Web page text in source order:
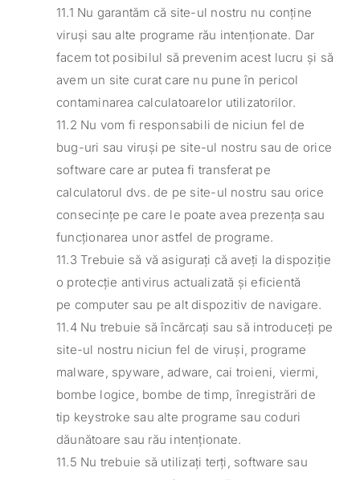
11.1 Nu garantăm că site-ul nostru nu conține
viruși sau alte programe rău intenționate. Dar
facem tot posibilul să prevenim acest lucru și să
avem un site curat care nu pune în pericol
contaminarea calculatoarelor utilizatorilor.
11.2 Nu vom fi responsabili de niciun fel de
bug-uri sau viruși pe site-ul nostru sau de orice
software care ar putea fi transferat pe
calculatorul dvs. de pe site-ul nostru sau orice
consecințe pe care le poate avea prezența sau
funcționarea unor astfel de programe.
11.3 Trebuie să vă asigurați că aveți la dispoziție
o protecție antivirus actualizată și eficientă
pe computer sau pe alt dispozitiv de navigare.
11.4 Nu trebuie să încărcați sau să introduceți pe
site-ul nostru niciun fel de viruși, programe
malware, spyware, adware, cai troieni, viermi,
bombe logice, bombe de timp, înregistrări de
tip keystroke sau alte programe sau coduri
dăunătoare sau rău intenționate.
11.5 Nu trebuie să utilizați terți, software sau